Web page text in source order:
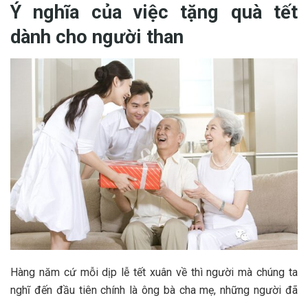
Ý nghĩa của việc tặng quà tết
dành cho người than
Hàng năm cứ mỗi dịp lễ tết xuân về thì người mà chúng ta
nghĩ đến đầu tiên chính là ông bà cha mẹ, những người đã